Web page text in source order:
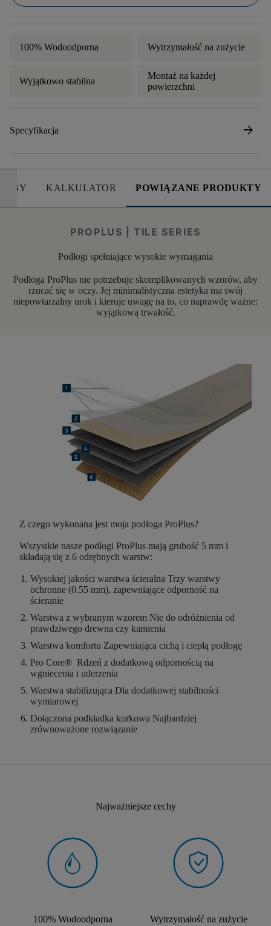
100% Wodoodporna Wytrzymałość na zużycie
Wyjątkowo stabilna
Montaż na każdej
powierzchni
Specyfikacja arrow_forward
KALKULATOR POWIĄZANE PRODUKTY
PROPLUS | TILE SERIES
Podłogi spełniające wysokie wymagania
Podłoga ProPlus nie potrzebuje skomplikowanych wzorów, aby
rzucać się w oczy. Jej minimalistyczna estetyka ma swój
niepowtarzalny urok i kieruje uwagę na to, co naprawdę ważne:
wyjątkową trwałość.
Z czego wykonana jest moja podłoga ProPlus?
Wszystkie nasze podłogi ProPlus mają grubość 5 mm i
składają się z 6 odrębnych warstw:
Wysokiej jakości warstwa ścieralna Trzy warstwy
ochronne (0.55 mm), zapewniające odporność na
ścieranie
Warstwa z wybranym wzorem Nie do odróżnienia od
prawdziwego drewna czy kamienia
Warstwa komfortu Zapewniająca cichą i ciepłą podłogę
Pro Core® Rdzeń z dodatkową odpornością na
wgniecenia i uderzenia
Warstwa stabilizująca Dla dodatkowej stabilności
wymiarowej
Dołączona podkładka korkowa Najbardziej
zrównoważone rozwiązanie
Najważniejsze cechy
100% Wodoodporna Wytrzymałość na zużycie